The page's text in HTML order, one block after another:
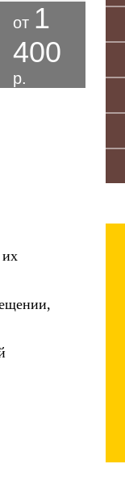
от 1
400
р.
их